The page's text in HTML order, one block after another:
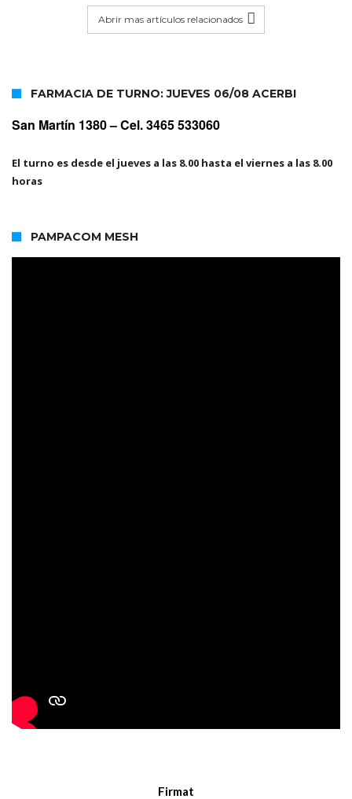
Abrir mas artículos relacionados
FARMACIA DE TURNO: JUEVES 06/08 ACERBI
San Martín 1380 –Cel. 3465 533060
El turno es desde el jueves a las 8.00 hasta el viernes a las 8.00
horas
PAMPACOM MESH
Firmat